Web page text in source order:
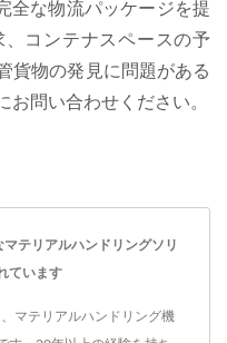
全な物流パッケージを提
コンテナスペースの予
貨物の発見に問題がある
問い合わせください。
テリアルハンドリングソリ
ています
マテリアルハンドリング機